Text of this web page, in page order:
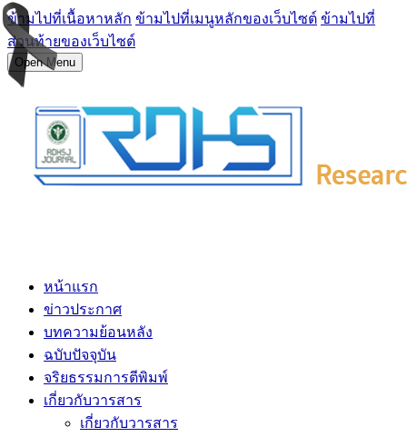
ข้ามไปที่เนื้อหาหลัก ข้ามไปที่เมนูหลักของเว็บไซต์ ข้ามไปที่
ส่วนท้ายของเว็บไซต์
Open Menu
หน้าแรก
ข่าวประกาศ
บทความย้อนหลัง
ฉบับปัจจุบัน
จริยธรรมการตีพิมพ์
เกี่ยวกับวารสาร
เกี่ยวกับวารสาร